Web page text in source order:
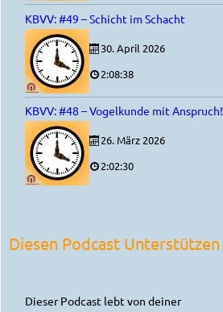
KBVV: #49 – Schicht im Schacht
30. April 2026
2:08:38
KBVV: #48 – Vogelkunde mit Anspruch!
26. März 2026
2:02:30
Diesen Podcast Unterstützen
Dieser Podcast lebt von deiner